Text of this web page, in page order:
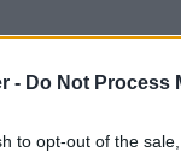
- Do Not Process
to opt-out of the
sa o 20 %